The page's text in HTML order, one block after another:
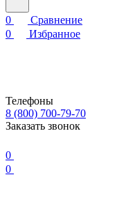
0
Сравнение
0
Избранное
Телефоны
8 (800) 700-79-70
Заказать звонок
0
0